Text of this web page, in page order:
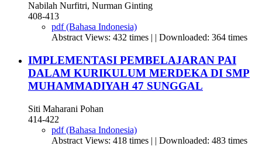
Nabilah Nurfitri, Nurman Ginting
408-413
pdf (Bahasa Indonesia)
Abstract Views: 432 times | | Downloaded: 364 times
IMPLEMENTASI PEMBELAJARAN PAI
DALAM KURIKULUM MERDEKA DI SMP
MUHAMMADIYAH 47 SUNGGAL
Siti Maharani Pohan
414-422
pdf (Bahasa Indonesia)
Abstract Views: 418 times | | Downloaded: 483 times